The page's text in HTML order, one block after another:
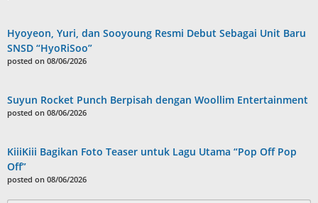
Hyoyeon, Yuri, dan Sooyoung Resmi Debut Sebagai Unit Baru
SNSD “HyoRiSoo”
posted on 08/06/2026
Suyun Rocket Punch Berpisah dengan Woollim Entertainment
posted on 08/06/2026
KiiiKiii Bagikan Foto Teaser untuk Lagu Utama “Pop Off Pop
Off”
posted on 08/06/2026